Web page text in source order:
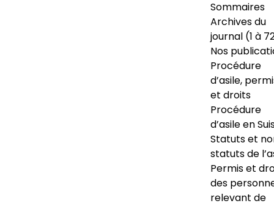
Sommaires
Archives du
journal (1 à
Nos
Procédure
d’asile,
et droits
Procédure
d’asile en
Statuts et
statuts de
Permis et
des
relevant de